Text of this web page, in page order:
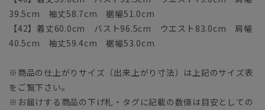
39.5cm 袖丈58.7cm 裾幅51.0cm
【42】着丈60.0cm バスト96.5cm ウエスト83.0cm 肩幅
40.5cm 袖丈59.4cm 裾幅53.0cm
※商品の仕上がりサイズ（出来上がり寸法）は上記のサイズ表
をご覧下さい。
※お届けする商品の下げ札・タグに記載の数値は目安としての